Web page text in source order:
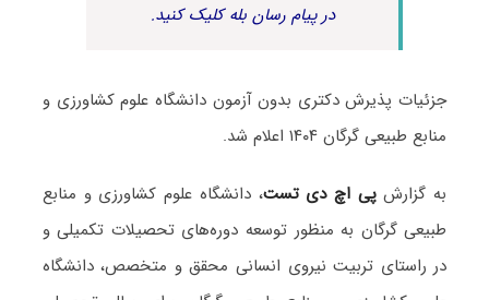
در پیام رسان بله کلیک کنید.
جزئیات پذیرش دکتری بدون آزمون دانشگاه علوم کشاورزی و
منابع طبیعی گرگان ۱۴۰۴ اعلام شد.
به گزارشپی اچ دی تست، دانشگاه علوم کشاورزی و منابع
طبیعی گرگان به منظور توسعه دوره‌های تحصیلات تکمیلی و
در راستای تربیت نیروی انسانی محقق و متخصص، دانشگاه